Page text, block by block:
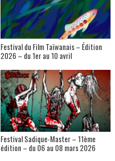
Festival du Film Taïwanais – Édition
2026 – du 1er au 10 avril
Festival Sadique-Master – 11ème
édition – du 06 au 08 mars 2026